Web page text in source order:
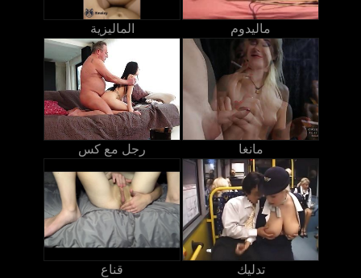
الماليزية ماليدوم
رجل مع كس مانغا
قناع تدليك